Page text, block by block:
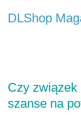
DLShop
Czy związek
szanse na